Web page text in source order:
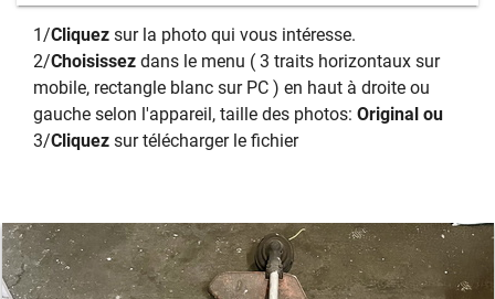
1/Cliquez sur la photo qui vous intéresse.
2/Choisissez dans le menu ( 3 traits horizontaux sur
mobile, rectangle blanc sur PC ) en haut à droite ou
gauche selon l'appareil, taille des photos: Original ou
3/Cliquez sur télécharger le fichier